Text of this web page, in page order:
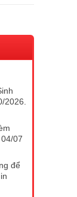
2026.
07
để